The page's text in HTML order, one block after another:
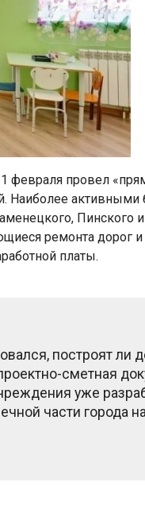
1 февраля провел
Наиболее
Пинского
ремонта дорог
платы.
построят ли
сметная
уже
части города